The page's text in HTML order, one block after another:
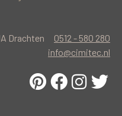
Drachten
0512 - 580 280
info@cimitec.nl